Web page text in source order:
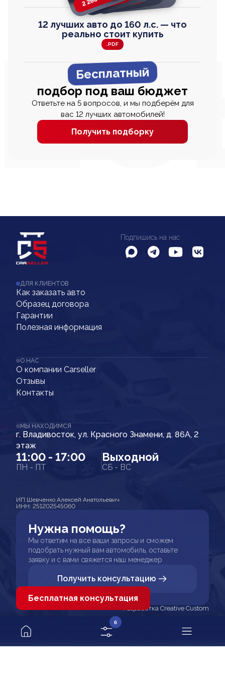
12 лучших авто до 160 л.с. — что
реально стоит купить
.PDF
Бесплатный
подбор под ваш бюджет
Ответьте на 5 вопросов, и мы подберём для
вас 12 лучших автомобилей!
Получить подборку
Подпишись на нас
ДЛЯ КЛИЕНТОВ
Как заказать авто
Образец договора
Гарантии
Полезная информация
О НАС
О компании Carseller
Отзывы
Контакты
МЫ НАХОДИМСЯ
г. Владивосток, ул. Красного Знамени, д. 86А, 2
этаж
11:00 - 17:00
ПН - ПТ
Выходной
СБ - ВС
ИП Шевченко Алексей Анатольевич
ИНН: 251202545060
Нужна помощь?
Мы ответим на все ваши запросы и сможем
подобрать нужный вам автомобиль, оставьте
заявку и с вами свяжется наш менеджер
Получить консультацию
Разработка Creative Custom
6
Бесплатная консультация